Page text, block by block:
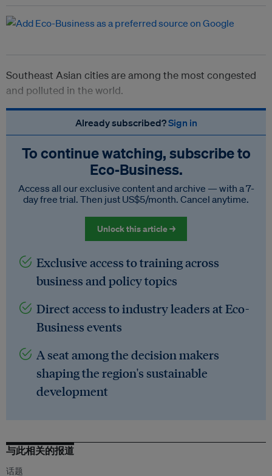
Southeast Asian cities are among the most congested
and polluted in the world.
Already subscribed?Sign in
To continue watching, subscribe to
Eco‑Business.
Access all our exclusive content and archive — with a 7-
day free trial. Then just US$5/month. Cancel anytime.
Unlock this article →
Exclusive access to training across
business and policy topics
Direct access to industry leaders at Eco-
Business events
A seat among the decision makers
shaping the region's sustainable
development
与此相关的报道
话题